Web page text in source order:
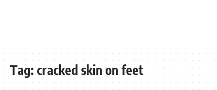
Tag: cracked skin on feet